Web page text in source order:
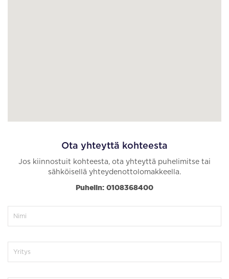
Ota yhteyttä kohteesta
Jos kiinnostuit kohteesta, ota yhteyttä puhelimitse tai
sähköisellä yhteydenottolomakkeella.
Puhelin: 0108368400